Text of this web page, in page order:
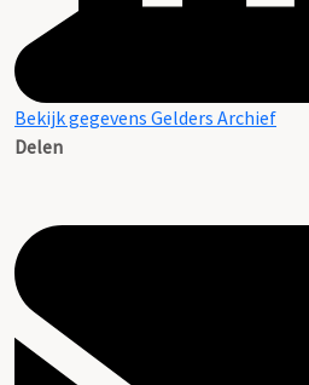
Bekijk gegevens Gelders Archief
Delen